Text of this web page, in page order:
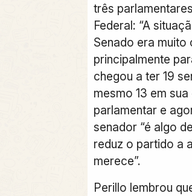
três
Federal: “A
Senado era
principalmente
chegou a ter 19
mesmo 13 em
parlamentar e
senador “é algo
reduz o partido a
merece”.
Perillo lembrou